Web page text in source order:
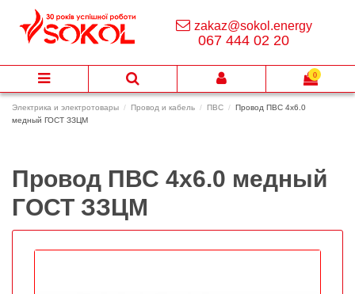
Электрика и электротовары Провод и кабель ПВС
Провод ПВС 4х6.0
медный ГОСТ ЗЗЦМ
Провод ПВС 4х6.0 медный
ГОСТ ЗЗЦМ
zakaz@sokol.energy
067 444 02 20
0